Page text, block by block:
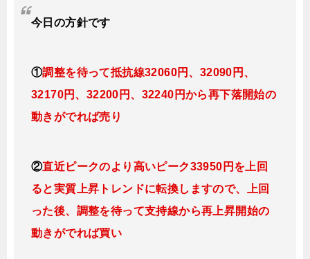
今日 の方針です
①調整を待って抵抗線32060円、32090円、
32170円、32200円、32240円から再下落開始の
動きがでれば売り
②直近ピークのより高いピーク33950円を上回
ると実質上昇トレンドに転換し ますので、上回
った後、調整を待って支持線から再上昇開始の
動きがでれば買い